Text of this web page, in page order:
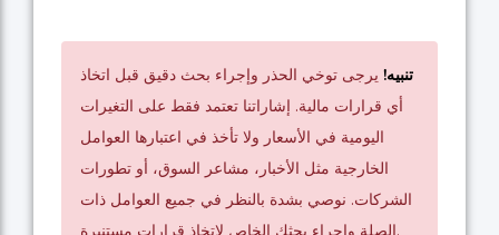
تنبيه! يرجى توخي الحذر وإجراء بحث دقيق قبل اتخاذ
أي قرارات مالية. إشاراتنا تعتمد فقط على التغيرات
اليومية في الأسعار ولا تأخذ في اعتبارها العوامل
الخارجية مثل الأخبار، مشاعر السوق، أو تطورات
الشركات. نوصي بشدة بالنظر في جميع العوامل ذات